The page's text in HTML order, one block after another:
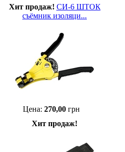
Хит продаж! СИ-6 ШТОК
съёмник изоляци...
Цена: 270,00 грн
Хит продаж!